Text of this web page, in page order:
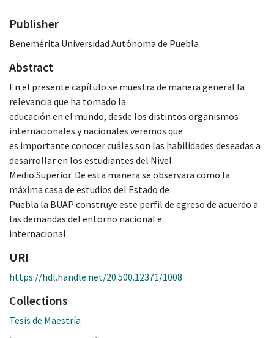
Publisher
Benemérita Universidad Autónoma de Puebla
Abstract
En el presente capítulo se muestra de manera general la
relevancia que ha tomado la
educación en el mundo, desde los distintos organismos
internacionales y nacionales veremos que
es importante conocer cuáles son las habilidades deseadas a
desarrollar en los estudiantes del Nivel
Medio Superior. De esta manera se observara como la
máxima casa de estudios del Estado de
Puebla la BUAP construye este perfil de egreso de acuerdo a
las demandas del entorno nacional e
internacional
URI
https://hdl.handle.net/20.500.12371/1008
Collections
Tesis de Maestría